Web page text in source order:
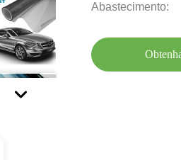
Abastecimento: